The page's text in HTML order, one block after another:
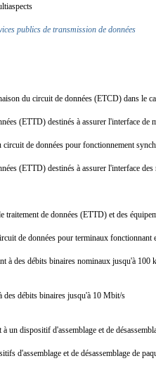
publics de transmission de données
du circuit de données (ETCD) dans le
(ETTD) destinés à assurer l'interface de
de données pour fonctionnement
(ETTD) destinés à assurer l'interface
de données (ETTD) et des
de données pour terminaux
à des débits binaires nominaux jusqu'à 100
des débits binaires jusqu'à 10 Mbit/s
dispositif d'assemblage et de
d'assemblage et de désassemblage de